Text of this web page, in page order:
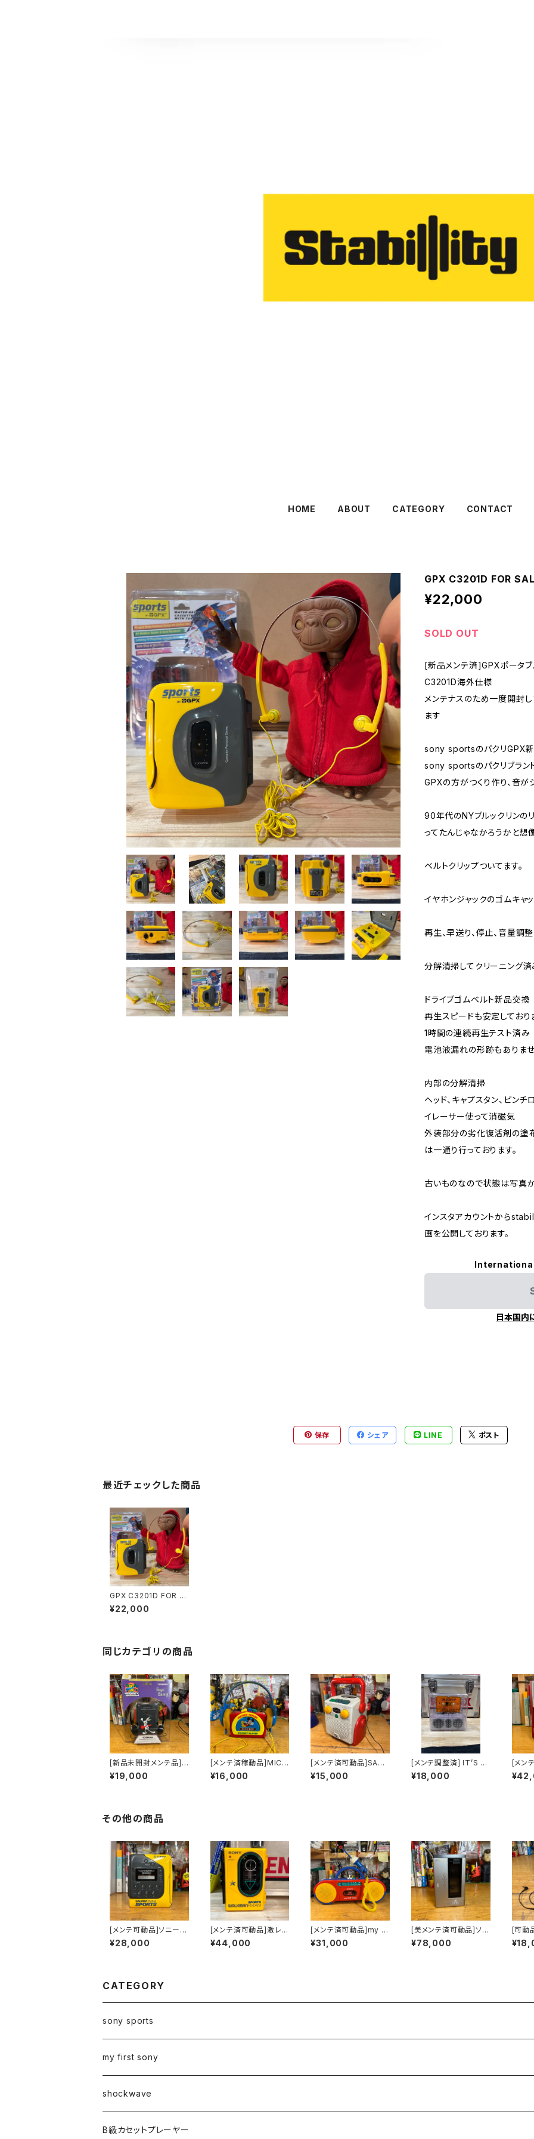
HOME ABOUT CATEGORY CONTACT
GPX C3201D FOR
¥22,000
SOLD OUT
[新品メンテ済]GPXポータブ
C3201D海外仕様
メンテナスのため一度開封
ます
sony sportsのパクリGPX新
sony sportsのパクリブラン
GPXの方がつくり作り、音が
90年代のNYブルックリンの
ってたんじゃなかろうかと想
ベルトクリップついてます。
イヤホンジャックのゴムキャ
再生、早送り、停止、音量調整
分解清掃してクリーニング
ドライブゴムベルト新品交換
再生スピードも安定しており
1時間の連続再生テスト済み
電池液漏れの形跡もありま
内部の分解清掃
ヘッド、キャプスタン、ピン
イレーサー使って消磁気
外装部分の劣化復活剤の塗
は一通り行っております。
古いものなので状態は写真
インスタアカウントから
画を公開しております。
日本国内
保存 シェア LINE ポスト
最近チェックした商品
GPX C3201D FOR S
ALE
¥22,000
同じカテゴリの商品
[新品未開封メンテ品]T
OSHIBA LOONEYTU
NESラジオカセットプレ
¥19,000
[メンテ済稼動品]MICK
Y MOUSE POCKET
PLAYER カセットプレ
¥16,000
[メンテ済可動品]SANY
O GAKKEN モノラルカ
セットプレーヤー MR-
¥15,000
[メンテ調整済] IT’S R
EAL Cassette Playe
r from NINM lab
¥18,000
[メン
tendo
カー
その他の商品
[メンテ可動品]ソニース
ポーツカセットウォーク
マンsonysports WM
¥28,000
[メンテ済可動品]激レア
ソニースポーツ カセッ
トウォークマンsony sp
¥44,000
[メンテ済可動品]my fi
rst sony SONY CFS-
2050
¥31,000
[美メンテ済可動品]ソニ
ーカセットウォークマン
sony WM-7北米販売
¥78,000
[可動
ーカ
純正
CATEGORY
sony sports
my first sony
shockwave
B級カセットプレーヤー